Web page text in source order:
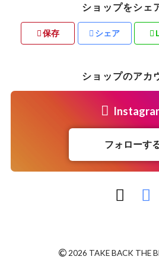
ショップをシェ
保存 シェア
ショップのアカ
フォローす
© 2026 TAKE BACK THE